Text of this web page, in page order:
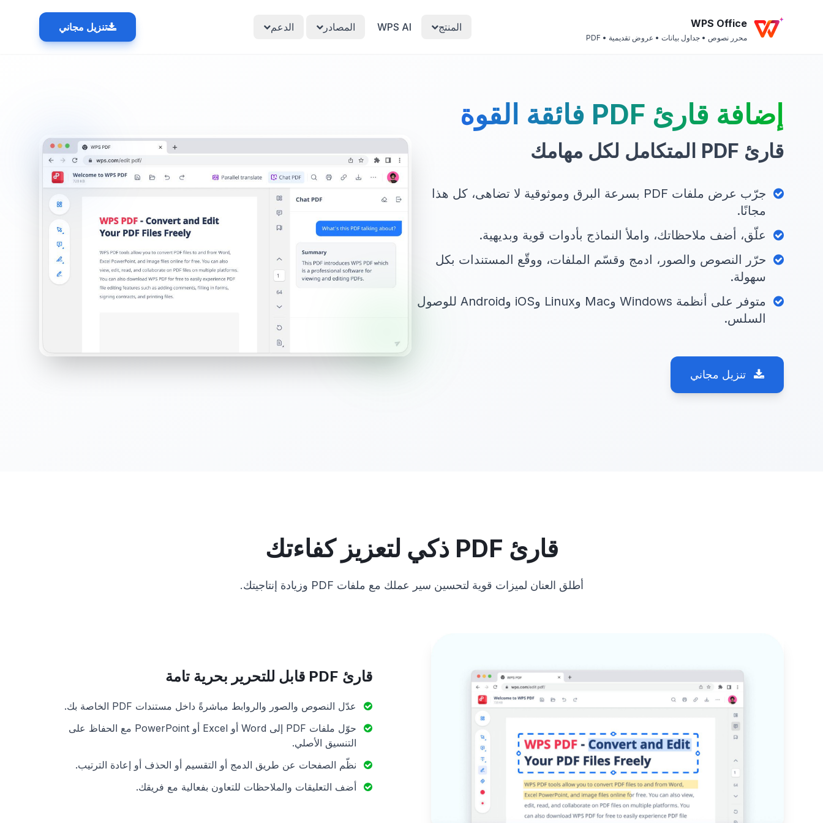
WPS Office
محرر نصوص • جداول بيانات • عروض تقديمية • PDF
المنتج WPS AI المصادر الدعم تنزيل مجاني
إضافة قارئ PDF فائقة القوة
قارئ PDF المتكامل لكل مهامك
جرّب عرض ملفات PDF بسرعة البرق وموثوقية لا تضاهى، كل هذا
مجانًا.
علّق، أضف ملاحظاتك، واملأ النماذج بأدوات قوية وبديهية.
حرّر النصوص والصور، ادمج وقسّم الملفات، ووقّع المستندات بكل
سهولة.
متوفر على أنظمة Windows وMac وLinux وiOS وAndroid للوصول
السلس.
تنزيل مجاني
قارئ PDF ذكي لتعزيز كفاءتك
أطلق العنان لميزات قوية لتحسين سير عملك مع ملفات PDF وزيادة إنتاجيتك.
قارئ PDF قابل للتحرير بحرية تامة
عدّل النصوص والصور والروابط مباشرةً داخل مستندات PDF الخاصة بك.
حوّل ملفات PDF إلى Word أو Excel أو PowerPoint مع الحفاظ على
التنسيق الأصلي.
نظّم الصفحات عن طريق الدمج أو التقسيم أو الحذف أو إعادة الترتيب.
أضف التعليقات والملاحظات للتعاون بفعالية مع فريقك.